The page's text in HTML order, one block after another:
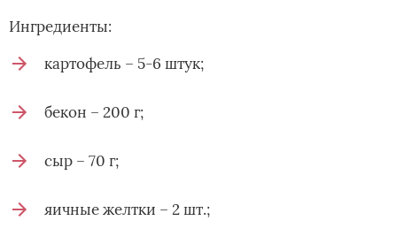
Ингредиенты:
картофель – 5-6 штук;
бекон – 200 г;
сыр – 70 г;
яичные желтки – 2 шт.;